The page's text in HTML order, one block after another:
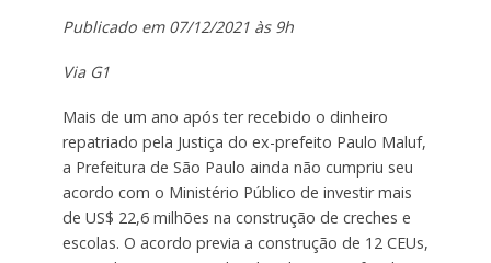
Publicado em 07/12/2021 às 9h
Via G1
Mais de um ano após ter recebido o dinheiro
repatriado pela Justiça do ex-prefeito Paulo Maluf,
a Prefeitura de São Paulo ainda não cumpriu seu
acordo com o Ministério Público de investir mais
de US$ 22,6 milhões na construção de creches e
escolas. O acordo previa a construção de 12 CEUs,